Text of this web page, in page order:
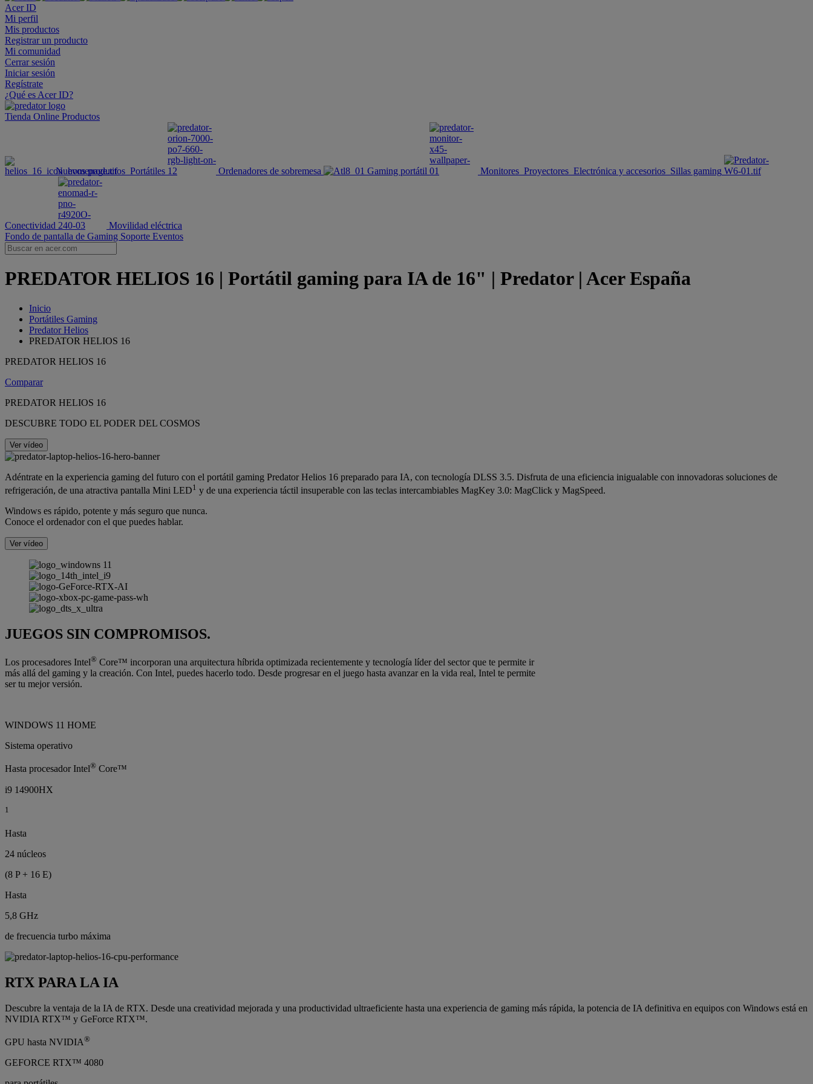
Acer ID
Mi perfil
Mis productos
Registrar un producto
Mi comunidad
Cerrar sesión
Iniciar sesión
Regístrate
¿Qué es Acer ID?
Tienda Online Productos
Nuevos productos Portátiles Ordenadores de sobremesa Gaming portátil Monitores Proyectores Electrónica y accesorios Sillas gaming
Conectividad
Movilidad eléctrica
Fondo de pantalla de Gaming Soporte Eventos
PREDATOR HELIOS 16 | Portátil gaming para IA de 16" | Predator | Acer España
Inicio
Portátiles Gaming
Predator Helios
PREDATOR HELIOS 16
PREDATOR HELIOS 16
Comparar
PREDATOR HELIOS 16
DESCUBRE TODO EL PODER DEL COSMOS
Ver vídeo
Adéntrate en la experiencia gaming del futuro con el portátil gaming Predator Helios 16 preparado para IA, con tecnología DLSS 3.5. Disfruta de una eficiencia inigualable con innovadoras soluciones de
refrigeración, de una atractiva pantalla Mini LED1 y de una experiencia táctil insuperable con las teclas intercambiables MagKey 3.0: MagClick y MagSpeed.
Windows es rápido, potente y más seguro que nunca.
Conoce el ordenador con el que puedes hablar.
Ver vídeo
JUEGOS SIN COMPROMISOS.
Los procesadores Intel® Core™ incorporan una arquitectura híbrida optimizada recientemente y tecnología líder del sector que te permite ir
más allá del gaming y la creación. Con Intel, puedes hacerlo todo. Desde progresar en el juego hasta avanzar en la vida real, Intel te permite
ser tu mejor versión.
WINDOWS 11 HOME
Sistema operativo
Hasta procesador Intel® Core™
i9 14900HX
1
Hasta
24 núcleos
(8 P + 16 E)
Hasta
5,8 GHz
de frecuencia turbo máxima
RTX PARA LA IA
Descubre la ventaja de la IA de RTX. Desde una creatividad mejorada y una productividad ultraeficiente hasta una experiencia de gaming más rápida, la potencia de IA definitiva en equipos con Windows está en
NVIDIA RTX™ y GeForce RTX™.
GPU hasta NVIDIA®
GEFORCE RTX™ 4080